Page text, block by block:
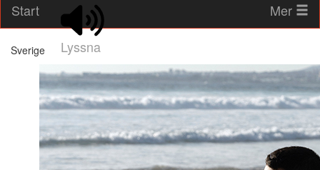
Start
Lyssna
Mer
Sverige